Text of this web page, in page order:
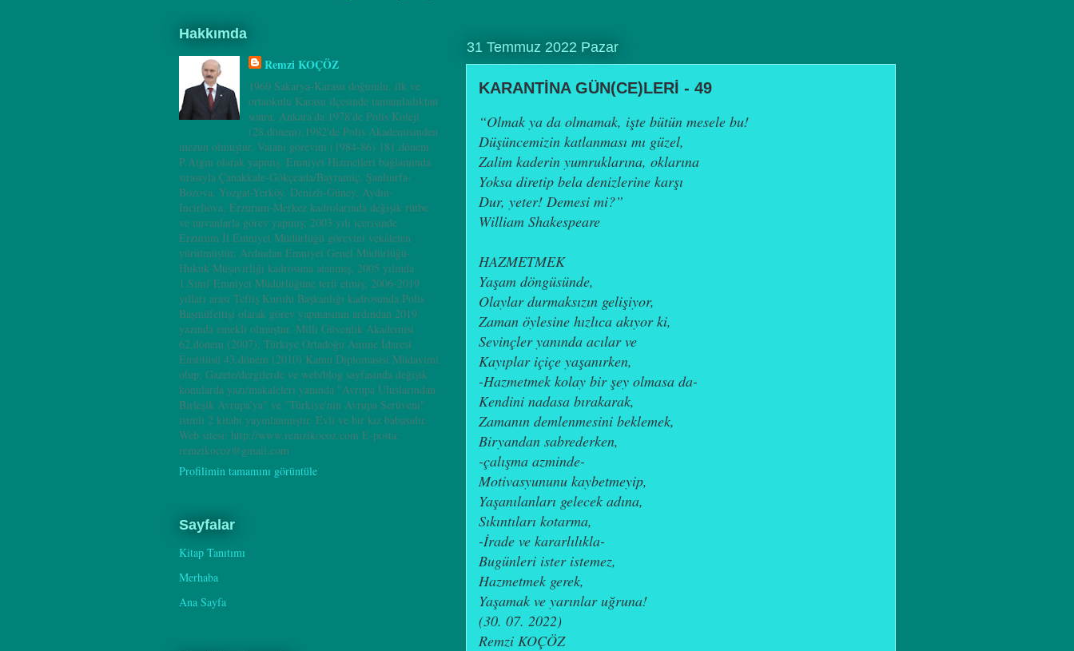
31 Temmuz 2022 Pazar
KARANTİNA GÜN(CE)LERİ - 49
“Olmak ya da olmamak, işte bütün mesele bu!
Düşüncemizin katlanması mı güzel,
Zalim kaderin yumruklarına, oklarına
Yoksa diretip bela denizlerine karşı
Dur, yeter! Demesi mi?”
William Shakespeare
HAZMETMEK
Yaşam döngüsünde,
Olaylar durmaksızın gelişiyor,
Zaman öylesine hızlıca akıyor ki,
Sevinçler yanında acılar ve
Kayıplar içiçe yaşanırken,
-Hazmetmek kolay bir şey olmasa da-
Kendini nadasa bırakarak,
Zamanın demlenmesini beklemek,
Biryandan sabrederken,
-çalışma azminde-
Motivasyununu kaybetmeyip,
Yaşanılanları gelecek adına,
Sıkıntıları kotarma,
-İrade ve kararlılıkla-
Bugünleri ister istemez,
Hazmetmek gerek,
Yaşamak ve yarınlar uğruna!
(30. 07. 2022)
Remzi KOÇÖZ
Hakkımda
Remzi KOÇÖZ
1960 Sakarya-Karasu doğumlu, ilk ve
ortaokulu Karasu ilçesinde tamamladıktan
sonra, Ankara’da 1978'de Polis Koleji
(28.dönem),1982'de Polis Akademisinden
mezun olmuştur. Vatani görevini (1984-86) 181.dönem
P.Atgm olarak yapmış. Emniyet Hizmetleri bağlamında
sırasıyla Çanakkale-Gökçeada/Bayramiç, Şanlıurfa-
Bozova, Yozgat-Yerköy, Denizli-Güney, Aydın-
İncirliova, Erzurum-Merkez kadrolarında değişik rütbe
ve unvanlarla görev yapmış; 2003 yılı içerisinde
Erzurum İl Emniyet Müdürlüğü görevini vekâleten
yürütmüştür. Ardından Emniyet Genel Müdürlüğü-
Hukuk Müşavirliği kadrosuna atanmış, 2005 yılında
1.Sınıf Emniyet Müdürlüğüne terfi etmiş; 2006-2019
yılları arası Teftiş Kurulu Başkanlığı kadrosunda Polis
Başmüfettişi olarak görev yapmasının ardından 2019
yazında emekli olmuştur. Milli Güvenlik Akademisi
62.dönem (2007), Türkiye Ortadoğu Amme İdaresi
Enstitüsü 43.dönem (2010) Kamu Diplomasisi Müdavimi
olup; Gazete/dergilerde ve web/blog sayfasında değişik
konularda yazı/makaleleri yanında "Avrupa Uluslarından
Birleşik Avrupa'ya" ve "Türkiye'nin Avrupa Serüveni"
isimli 2 kitabı yayınlanmıştır. Evli ve bir kız babasıdır.
Web sitesi: http://www.remzikocoz.com E-posta:
remzikocoz@gmail.com
Profilimin tamamını görüntüle
Sayfalar
Kitap Tanıtımı
Merhaba
Ana Sayfa